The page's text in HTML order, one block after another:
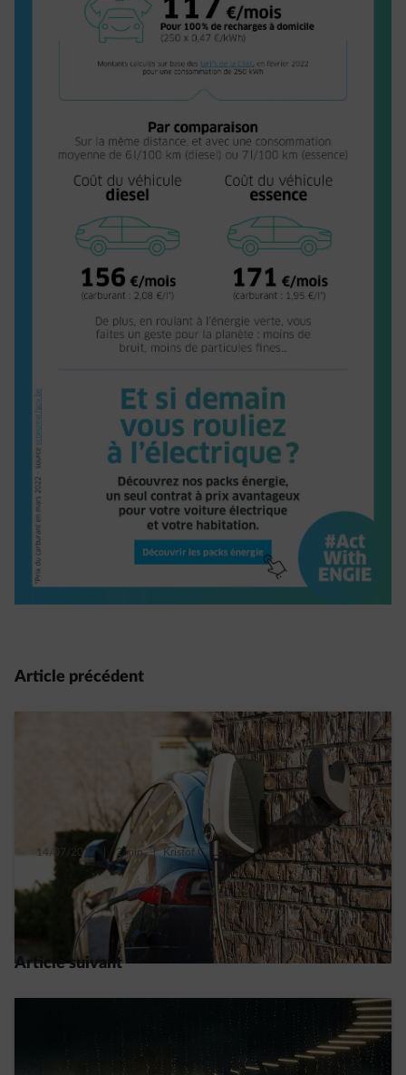
Article précédent
14/07/2017 2 min. | Kristof C.
3 idées reçues sur les voitures électriques
En lire plus
Article suivant